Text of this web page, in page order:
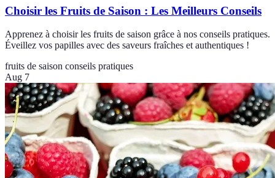
Choisir les Fruits de Saison : Les Meilleurs Conseils
Apprenez à choisir les fruits de saison grâce à nos conseils pratiques.
Éveillez vos papilles avec des saveurs fraîches et authentiques !
fruits de saison conseils pratiques
Aug 7